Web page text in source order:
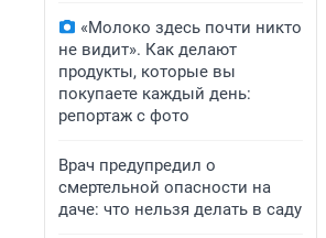
«Молоко здесь почти никто
не видит». Как делают
продукты, которые вы
покупаете каждый день:
репортаж с фото
Врач предупредил о
смертельной опасности на
даче: что нельзя делать в саду